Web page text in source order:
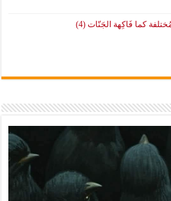
كما فَاكِهة الجَنّات (4)